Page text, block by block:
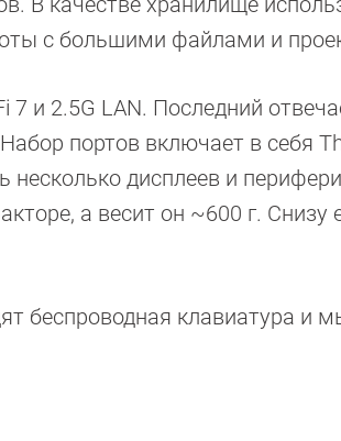
с большими файлами и
и 2.5G LAN. Последний
портов включает в себя
несколько дисплеев и
а весит он ~600 г. Снизу
беспроводная клавиатура и